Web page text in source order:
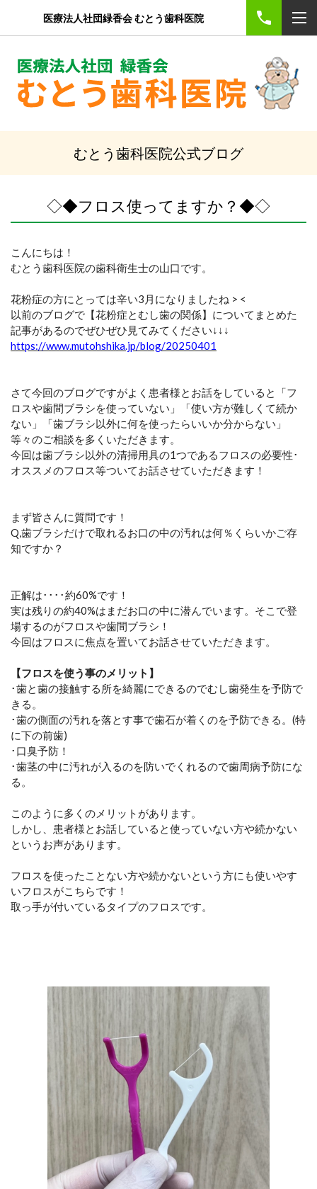
医療法人社団緑香会 むとう歯科医院
むとう歯科医院公式ブログ
◇◆フロス使ってますか？◆◇
こんにちは！
むとう歯科医院の歯科衛生士の山口です。
花粉症の方にとっては辛い3月になりましたね > <
以前のブログで【花粉症とむし歯の関係】についてまとめた
記事があるのでぜひぜひ見てみてください↓↓↓
https://www.mutohshika.jp/blog/20250401
さて今回のブログですがよく患者様とお話をしていると「フ
ロスや歯間ブラシを使っていない」「使い方が難しくて続か
ない」「歯ブラシ以外に何を使ったらいいか分からない」
等々のご相談を多くいただきます。
今回は歯ブラシ以外の清掃用具の1つであるフロスの必要性･
オススメのフロス等ついてお話させていただきます！
まず皆さんに質問です！
Q,歯ブラシだけで取れるお口の中の汚れは何％くらいかご存
知ですか？
正解は････約60%です！
実は残りの約40%はまだお口の中に潜んでいます。そこで登
場するのがフロスや歯間ブラシ！
今回はフロスに焦点を置いてお話させていただきます。
【フロスを使う事のメリット】
･歯と歯の接触する所を綺麗にできるのでむし歯発生を予防で
きる。
･歯の側面の汚れを落とす事で歯石が着くのを予防できる。(特
に下の前歯)
･口臭予防！
･歯茎の中に汚れが入るのを防いでくれるので歯周病予防にな
る。
このように多くのメリットがあります。
しかし、患者様とお話していると使っていない方や続かない
というお声があります。
フロスを使ったことない方や続かないという方にも使いやす
いフロスがこちらです！
取っ手が付いているタイプのフロスです。